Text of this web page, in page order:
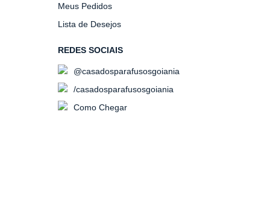
Meus Pedidos
Lista de Desejos
REDES SOCIAIS
@casadosparafusosgoiania
/casadosparafusosgoiania
Como Chegar